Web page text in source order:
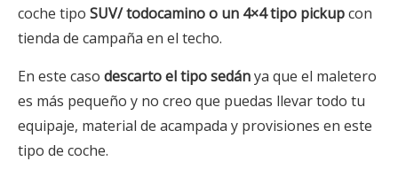
coche tipo SUV/ todocaminoo un 4×4 tipo pickupcon
tienda de campaña en el techo.
En este caso descarto el tipo sedánya que el maletero
es más pequeño y no creo que puedas llevar todo tu
equipaje, material de acampada y provisiones en este
tipo de coche.